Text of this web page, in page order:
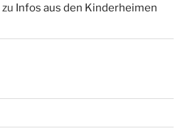
zu Infos aus den Kinderheimen